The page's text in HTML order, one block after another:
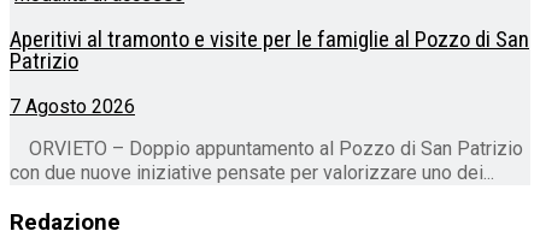
Aperitivi al tramonto e visite per le famiglie al Pozzo di San
Patrizio
7 Agosto 2026
ORVIETO – Doppio appuntamento al Pozzo di San Patrizio
con due nuove iniziative pensate per valorizzare uno dei...
Redazione